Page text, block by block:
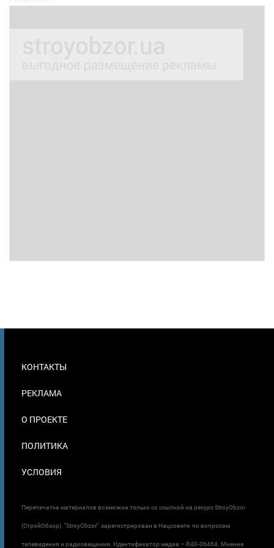
В
КОНТАКТЫ
РЕКЛАМА
О ПРОЕКТЕ
ПОЛИТИКА
УСЛОВИЯ
Перепечатка материалов возможна только со ссылкой на ресурс StroyObzor
(СтройОбзор). "StroyObzor" зарегистрирован в Нацсовете по вопросам
телевидения и радиовещания. Идентификатор медиа – R40-06464. Мнение